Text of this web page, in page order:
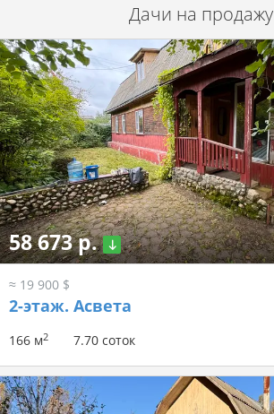
Дачи на продажу
58 673 р.
≈ 19 900 $
2-этаж. Асвета
166 м2 7.70 соток